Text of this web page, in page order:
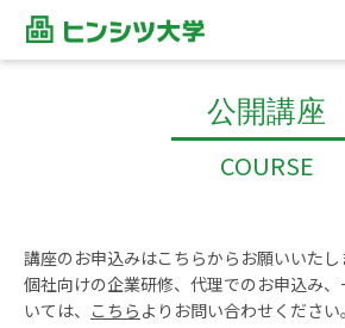
公開講座
COURSE
講座のお申込みはこちらからお願いいたし
個社向けの企業研修、代理でのお申込み
いては、 こちら よりお問い合わせください。